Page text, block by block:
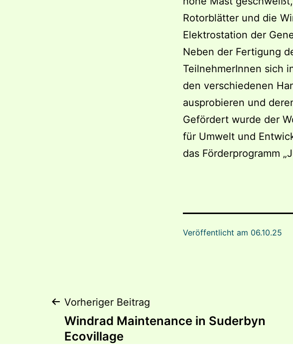
Rotorblätter und die
Elektrostation der
Neben der Fertigung
TeilnehmerInnen sich
den verschiedenen
ausprobieren und
Gefördert wurde der
für Umwelt und
das Förderprogramm
Veröffentlicht am 06.10.25
Beitragsnavigation
Vorheriger Beitrag
Windrad Maintenance in Suderbyn
Ecovillage